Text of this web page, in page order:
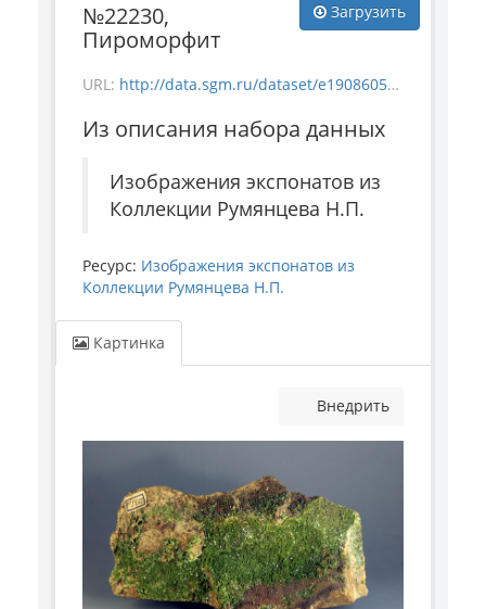
Загрузить
№22230,
Пироморфит
URL: http://data.sgm.ru/dataset/e1908605-67c3-4add-a6a7-6c288953c91e/resource/17bb8ddb-474f-43d5-bf0b-817ef7ba15f0/download/mineral_22230.jpg
Из описания набора данных
Изображения экспонатов из
Коллекции Румянцева Н.П.
Ресурс: Изображения экспонатов из
Коллекции Румянцева Н.П.
Картинка
Внедрить